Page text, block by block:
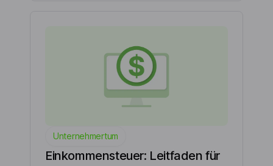
Unternehmertum
Einkommensteuer: Leitfaden für